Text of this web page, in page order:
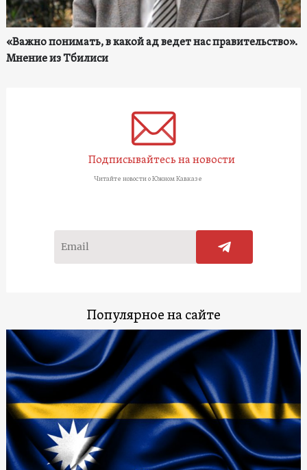
«Важно понимать, в какой ад ведет нас правительство».
Мнение из Тбилиси
Подписывайтесь на новости
Читайте новости о Южном Кавказе
Популярное на сайте